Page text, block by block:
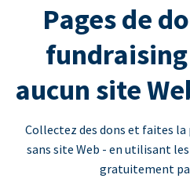
Pages de
aucun site
Collectez des dons et faites
sans site Web - en utilisant
gratuitement